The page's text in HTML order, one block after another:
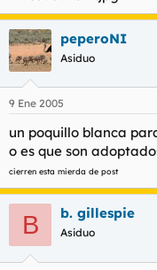
m
a
peperoNI
Asiduo
9 Ene 2005
un poquillo blanca
o es que son
cierren esta mierda de post
B b. gillespie
Asiduo